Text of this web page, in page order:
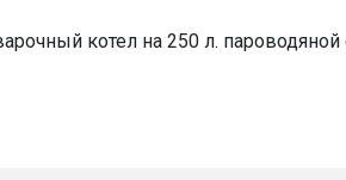
котел на 250 л.